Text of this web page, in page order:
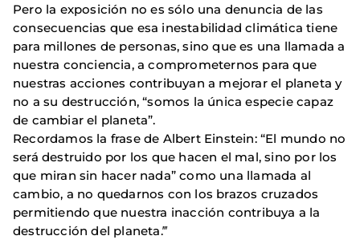
Pero la exposición no es sólo una denuncia de las
consecuencias que esa inestabilidad climática tiene
para millones de personas, sino que es una llamada a
nuestra conciencia, a comprometernos para que
nuestras acciones contribuyan a mejorar el planeta y
no a su destrucción, “somos la única especie capaz
de cambiar el planeta”.
Recordamos la frase de Albert Einstein: “El mundo no
será destruido por los que hacen el mal, sino por los
que miran sin hacer nada” como una llamada al
cambio, a no quedarnos con los brazos cruzados
permitiendo que nuestra inacción contribuya a la
destrucción del planeta.‴